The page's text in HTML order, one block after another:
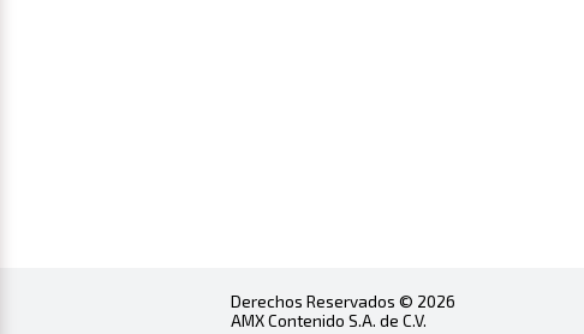
Derechos Reservados © 2026
AMX Contenido S.A. de C.V.